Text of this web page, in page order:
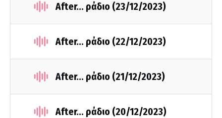
After... ράδιο (23/12/2023)
After... ράδιο (22/12/2023)
After... ράδιο (21/12/2023)
After... ράδιο (20/12/2023)